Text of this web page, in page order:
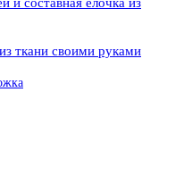
ткани своими руками